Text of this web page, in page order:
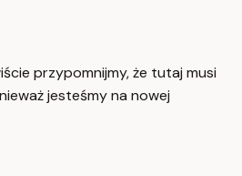
przypomnijmy, że tutaj musi
jesteśmy na nowej